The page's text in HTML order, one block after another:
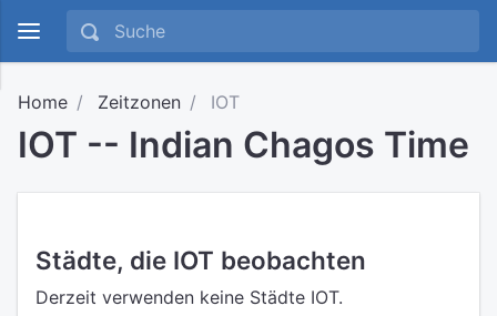
Home Zeitzonen IOT
IOT -- Indian Chagos Time
Städte, die IOT beobachten
Derzeit verwenden keine Städte IOT.